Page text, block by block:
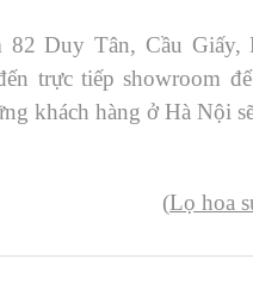
82 Duy Tân, Cầu
trực tiếp showroom
khách hàng ở Hà Nội
(Lọ hoa